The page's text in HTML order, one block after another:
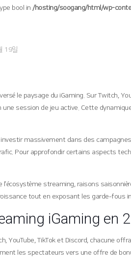
bool in /hosting/soogang/html/wp-
19일
le paysage du iGaming. Sur Twitch,
session de jeu active. Cette
massivement dans des
Pour approfondir certains aspects
l’écosystème streaming, raisons
tout en exposant les garde‑fous
iGaming en
YouTube, TikTok et Discord, chacune
les spectateurs vers une offre de